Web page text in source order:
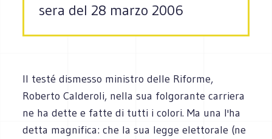
sera del 28 marzo 2006
Il testé dismesso ministro delle Riforme,
Roberto Calderoli, nella sua folgorante carriera
ne ha dette e fatte di tutti i colori. Ma una l'ha
detta magnifica: che la sua legge elettorale (ne